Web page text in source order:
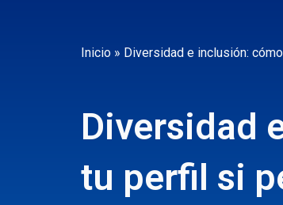
Inicio » Diversidad e inclusión:
Diversidad
tu perfil si